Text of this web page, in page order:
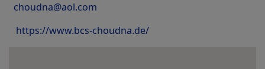
choudna@aol.com
https://www.bcs-choudna.de/